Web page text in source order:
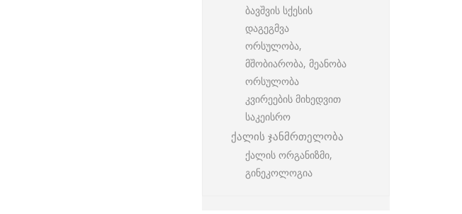
ბავშვის სქესის
დაგეგმვა
ორსულობა,
მშობიარობა, მეანობა
ორსულობა
კვირეების მიხედვით
საკეისრო
ქალის ჯანმრთელობა
ქალის ორგანიზმი,
გინეკოლოგია